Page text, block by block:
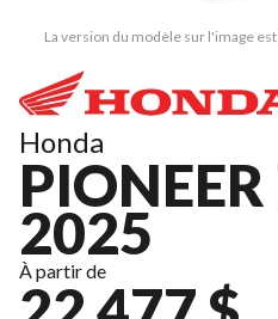
La version du modèle sur l'image
Honda
2025
À partir de